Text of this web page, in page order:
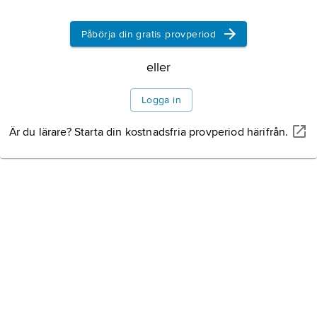
Påbörja din gratis provperiod
eller
Logga in
Är du lärare? Starta din kostnadsfria provperiod härifrån.